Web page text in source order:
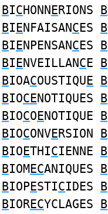
BICHONNERIONS B
BIENFAISANCES B
BIENPENSANCES B
BIENVEILLANCE B
BIOACOUSTIQUE B
BIOCENOTIQUES B
BIOCOENOTIQUE B
BIOCONVERSION B
BIOETHICIENNE B
BIOMECANIQUES B
BIOPESTICIDES B
BIORECYCLAGES B